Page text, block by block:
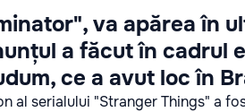
va apărea în
a făcut în cadrul
ce a avut loc în
al serialului "Stranger Things" a